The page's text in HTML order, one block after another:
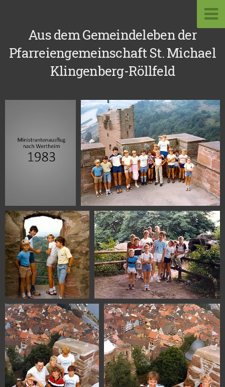
Aus dem Gemeindeleben der
Pfarreiengemeinschaft St. Michael
Klingenberg-Röllfeld